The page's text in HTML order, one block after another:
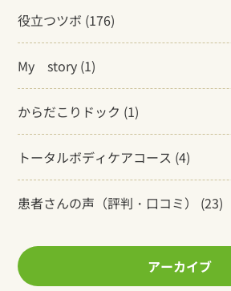
役立つツボ (176)
My story (1)
からだこりドック (1)
トータルボディケアコース (4)
患者さんの声（評判・口コミ） (23)
アーカイブ